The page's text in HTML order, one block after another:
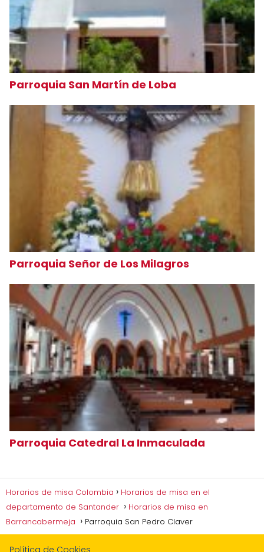
Parroquia San Martín de Loba
Parroquia Señor de Los Milagros
Parroquia Catedral La Inmaculada
Horarios de misa Colombia
Horarios de misa en el
departamento de Santander
Horarios de misa en
Barrancabermeja
Parroquia San Pedro Claver
Política de Cookies